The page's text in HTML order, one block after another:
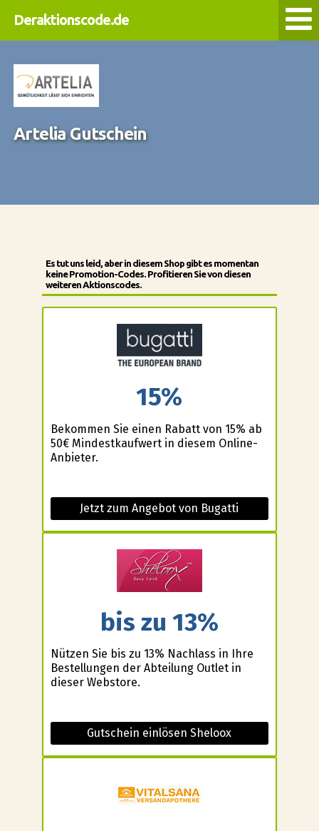
Deraktionscode.de
Artelia Gutschein
Es tut uns leid, aber in diesem Shop gibt es momentan
keine Promotion-Codes. Profitieren Sie von diesen
weiteren Aktionscodes.
15%
Bekommen Sie einen Rabatt von 15% ab
50€ Mindestkaufwert in diesem Online-
Anbieter.
Jetzt zum Angebot von Bugatti
bis zu 13%
Nützen Sie bis zu 13% Nachlass in Ihre
Bestellungen der Abteilung Outlet in
dieser Webstore.
Gutschein einlösen Sheloox